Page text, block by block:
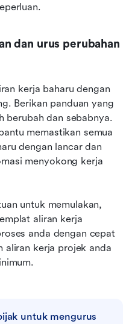
dan urus perubahan
kerja baharu dengan
Berikan panduan yang
berubah dan sebabnya.
memastikan semua
dengan lancar dan
menyokong kerja
untuk memulakan,
aliran kerja
anda dengan cepat
aliran kerja projek anda
untuk mengurus